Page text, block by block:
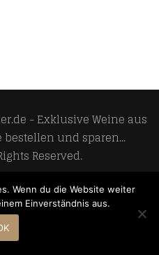
- Exklusive Weine aus
und sparen...
Reserved.
by
Meoso GmbH
Wenn du die Website weiter
Einverständnis aus.